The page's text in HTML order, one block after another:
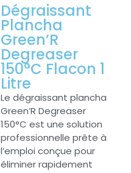
Dégraissant
Plancha
Green’R
Degreaser
150°C Flacon 1
Litre
Le dégraissant plancha
Green’R Degreaser
150°C est une solution
professionnelle prête à
l’emploi conçue pour
éliminer rapidement